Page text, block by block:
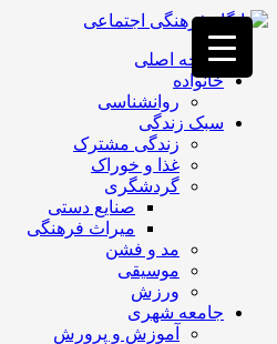
فصد
خون
غرب
تهران
خشکشویی
تصفیه
تهران
صفحه اصلی
خانواده
روانشناسی
سبک زندگی
زندگی مشترک
غذا و خوراک
گردشگری
صنایع دستی
میراث فرهنگی
مد و فشن
موسیقی
ورزش
جامعه شهری
آموزش و پرورش